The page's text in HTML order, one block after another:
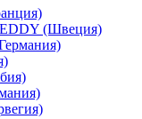
(Швеция)